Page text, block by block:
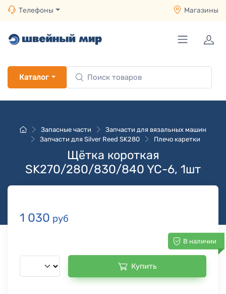
Телефоны Магазины
Каталог
Запасные части
Запчасти для вязальных машин
Запчасти для Silver Reed SK280
Плечо каретки
Щётка короткая
SK270/280/830/840 YC-6, 1шт
1 030 руб
В наличии
Купить